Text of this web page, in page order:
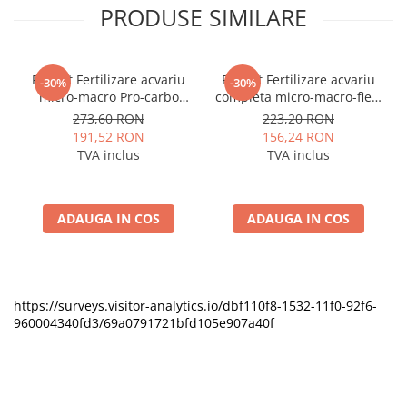
PRODUSE SIMILARE
-30%
Pachet Fertilizare acvariu
micro-macro Pro-carbo
Plant Serum 3x1000ml
273,60 RON
191,52 RON
TVA inclus
ADAUGA IN COS
-30%
Pachet Fertilizare acvariu
completa micro-macro-fier-
carbo Plant Serum 4x500ml
223,20 RON
156,24 RON
TVA inclus
ADAUGA IN COS
https://surveys.visitor-analytics.io/dbf110f8-1532-11f0-92f6-
960004340fd3/69a0791721bfd105e907a40f